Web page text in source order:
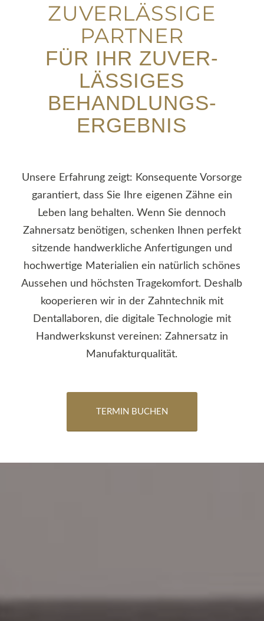
ZUVERLÄSSIGE
PARTNER
FÜR IHR ZUVER­
LÄSSIGES
BEHANDLUNGS­
ERGEBNIS
Unsere Erfahrung zeigt: Konsequente Vorsorge
garantiert, dass Sie Ihre eigenen Zähne ein
Leben lang behalten. Wenn Sie dennoch
Zahnersatz benötigen, schenken Ihnen perfekt
sitzende handwerkliche Anfertigungen und
hochwertige Materialien ein natürlich schönes
Aussehen und höchsten Tragekomfort. Deshalb
kooperieren wir in der Zahntechnik mit
Dentallaboren, die digitale Technologie mit
Handwerkskunst vereinen: Zahnersatz in
Manufakturqualität.
TERMIN BUCHEN